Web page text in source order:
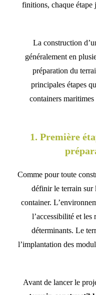
finitions, chaque étape
La construction
généralement en
préparation du
principales étapes
containers
1. Première
Comme pour toute
définir le terrain sur
container.
l’accessibilité et les
déterminants. Le
l’implantation des
Avant de lancer le